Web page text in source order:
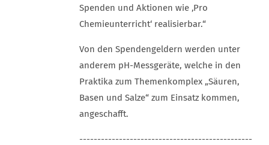
Spenden und Aktionen wie ‚Pro
Chemieunterricht‘ realisierbar.“
Von den Spendengeldern werden unter
anderem pH-Messgeräte, welche in den
Praktika zum Themenkomplex „Säuren,
Basen und Salze“ zum Einsatz kommen,
angeschafft.
------------------------------------------------